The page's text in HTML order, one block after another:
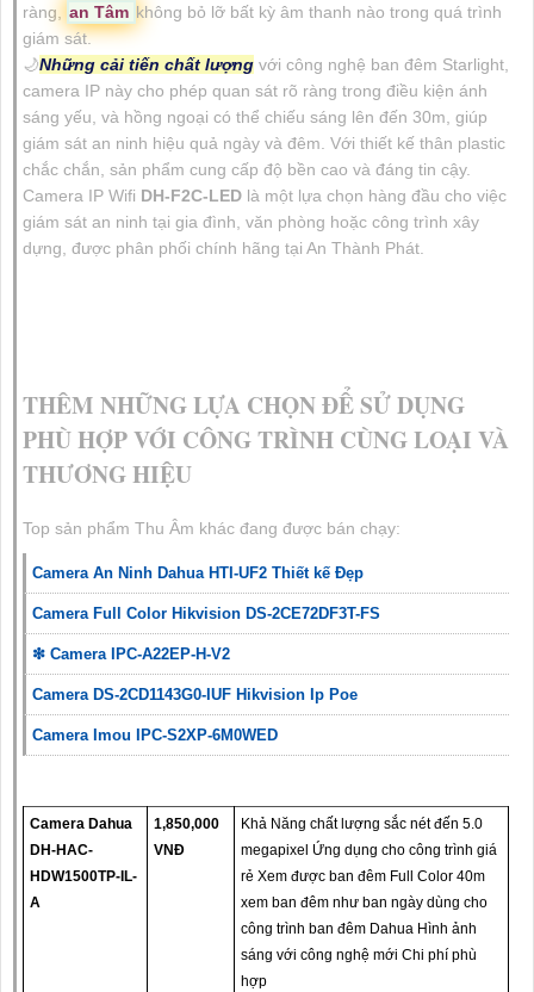
ràng, an Tâm không bỏ lỡ bất kỳ âm thanh nào trong quá trình
giám sát.
🌙Những cải tiến chất lượng với công nghệ ban đêm Starlight,
camera IP này cho phép quan sát rõ ràng trong điều kiện ánh
sáng yếu, và hồng ngoại có thể chiếu sáng lên đến 30m, giúp
giám sát an ninh hiệu quả ngày và đêm. Với thiết kế thân plastic
chắc chắn, sản phẩm cung cấp độ bền cao và đáng tin cậy.
Camera IP Wifi DH-F2C-LED là một lựa chọn hàng đầu cho việc
giám sát an ninh tại gia đình, văn phòng hoặc công trình xây
dựng, được phân phối chính hãng tại An Thành Phát.
THÊM NHỮNG LỰA CHỌN ĐỂ SỬ DỤNG
PHÙ HỢP VỚI CÔNG TRÌNH CÙNG LOẠI VÀ
THƯƠNG HIỆU
Top sản phẩm Thu Âm khác đang được bán chạy:
Camera An Ninh Dahua HTI-UF2 Thiết kế Đẹp
Camera Full Color Hikvision DS-2CE72DF3T-FS
❇ Camera IPC-A22EP-H-V2
Camera DS-2CD1143G0-IUF Hikvision Ip Poe
Camera Imou IPC-S2XP-6M0WED
Camera Dahua
DH-HAC-
HDW1500TP-IL-
A
1,850,000
VNĐ
Khả Năng chất lượng sắc nét đến 5.0
megapixel Ứng dụng cho công trình giá
rẻ Xem được ban đêm Full Color 40m
xem ban đêm như ban ngày dùng cho
công trình ban đêm Dahua Hình ảnh
sáng với công nghệ mới Chi phí phù
hợp